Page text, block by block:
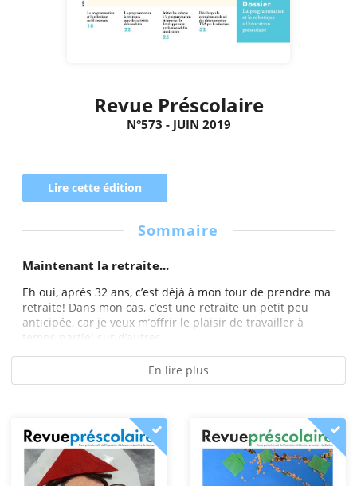
Revue Préscolaire
N°573 - JUIN 2019
Lire cette édition
Sommaire
Maintenant la retraite...
Eh oui, après 32 ans, c’est déjà à mon tour de prendre ma
retraite! Dans mon cas, c’est une retraite un petit peu
anticipée, car je veux m’offrir le plaisir de travailler à
temps partiel sur d’autres...
En lire plus